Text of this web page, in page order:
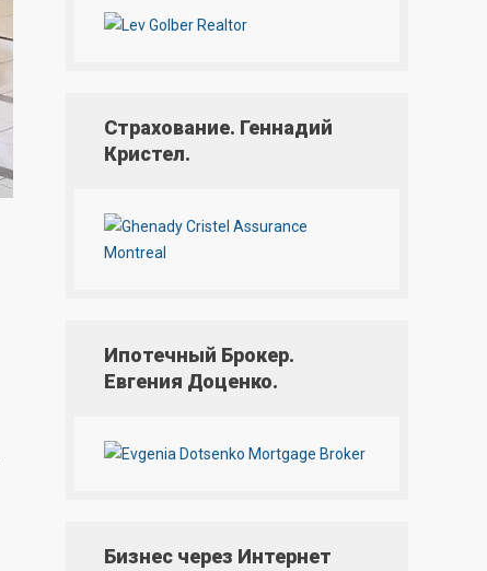
Страхование. Геннадий
Кристел.
Ипотечный Брокер.
Евгения Доценко.
Бизнес через Интернет